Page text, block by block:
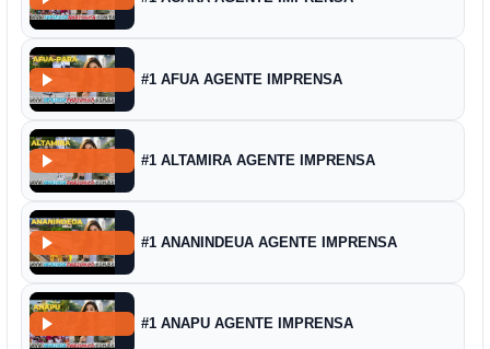
#1 AFUA AGENTE IMPRENSA
#1 ALTAMIRA AGENTE IMPRENSA
#1 ANANINDEUA AGENTE IMPRENSA
#1 ANAPU AGENTE IMPRENSA